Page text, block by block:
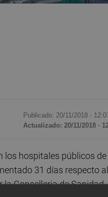
Publicado: 20/11/2018 ·
Actualizado: 20/11/2018 ·
los hospitales públicos de
31 días respecto al
Conselleria de Sanidad